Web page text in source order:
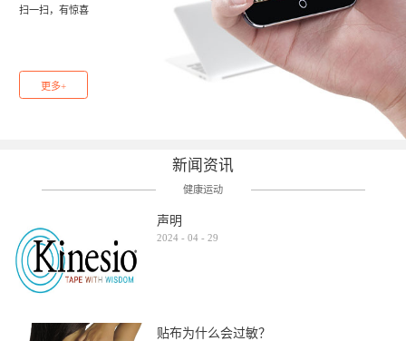
扫一扫，有惊喜
更多+
新闻资讯
健康运动
声明
2024 - 04 - 29
贴布为什么会过敏？